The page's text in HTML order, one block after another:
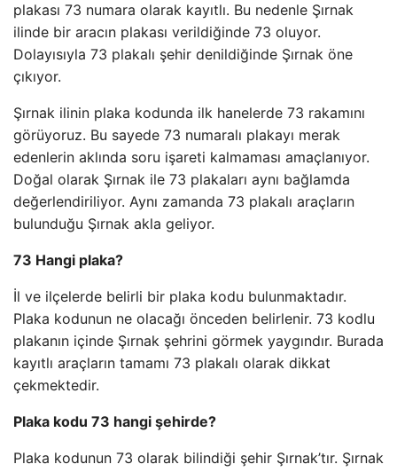
plakası 73 numara olarak kayıtlı. Bu nedenle Şırnak
ilinde bir aracın plakası verildiğinde 73 oluyor.
Dolayısıyla 73 plakalı şehir denildiğinde Şırnak öne
çıkıyor.
Şırnak ilinin plaka kodunda ilk hanelerde 73 rakamını
görüyoruz. Bu sayede 73 numaralı plakayı merak
edenlerin aklında soru işareti kalmaması amaçlanıyor.
Doğal olarak Şırnak ile 73 plakaları aynı bağlamda
değerlendiriliyor. Aynı zamanda 73 plakalı araçların
bulunduğu Şırnak akla geliyor.
73 Hangi plaka?
İl ve ilçelerde belirli bir plaka kodu bulunmaktadır.
Plaka kodunun ne olacağı önceden belirlenir. 73 kodlu
plakanın içinde Şırnak şehrini görmek yaygındır. Burada
kayıtlı araçların tamamı 73 plakalı olarak dikkat
çekmektedir.
Plaka kodu 73 hangi şehirde?
Plaka kodunun 73 olarak bilindiği şehir Şırnak’tır. Şırnak